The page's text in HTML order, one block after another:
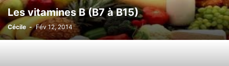
Les vitamines B (B7 à B15)
Cécile - Fév 12, 2014